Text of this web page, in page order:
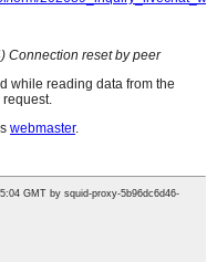
mei Ea ...
giele keramyk...
tomaatpasta foar